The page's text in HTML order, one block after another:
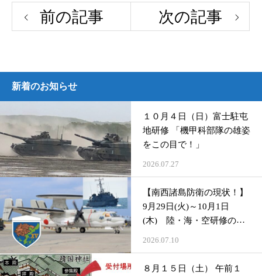
前の記事 次の記事
新着のお知らせ
１０月４日（日）富士駐屯
地研修 「機甲科部隊の雄姿
をこの目で！」
2026.07.27
【南西諸島防衛の現状！】
9月29日(火)～10月1日
(木) 陸・海・空研修のご
2026.07.10
８月１５日（土） 午前１